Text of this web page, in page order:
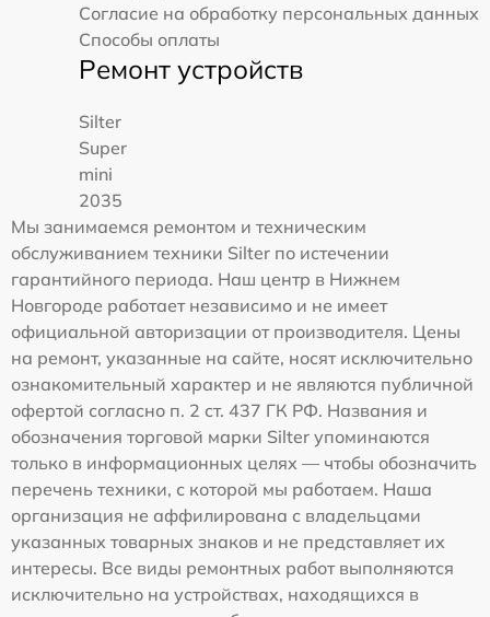
Согласие на обработку персональных данных
Способы оплаты
Ремонт устройств
Silter
Super
mini
2035
Мы занимаемся ремонтом и техническим
обслуживанием техники Silter по истечении
гарантийного периода. Наш центр в Нижнем
Новгороде работает независимо и не имеет
официальной авторизации от производителя. Цены
на ремонт, указанные на сайте, носят исключительно
ознакомительный характер и не являются публичной
офертой согласно п. 2 ст. 437 ГК РФ. Названия и
обозначения торговой марки Silter упоминаются
только в информационных целях — чтобы обозначить
перечень техники, с которой мы работаем. Наша
организация не аффилирована с владельцами
указанных товарных знаков и не представляет их
интересы. Все виды ремонтных работ выполняются
исключительно на устройствах, находящихся в